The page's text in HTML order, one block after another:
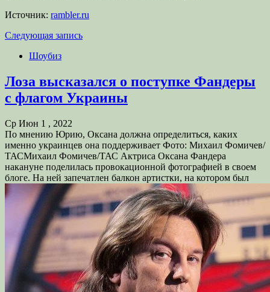
Источник: rambler.ru
Следующая запись
Шоубиз
Лоза высказался о поступке Фандеры
с флагом Украины
Ср Июн 1 , 2022
По мнению Юрию, Оксана должна определиться, каких
именно украинцев она поддерживает Фото: Михаил Фомичев/
ТАСМихаил Фомичев/ТАС Актриса Оксана Фандера
накануне поделилась провокационной фотографией в своем
блоге. На ней запечатлен балкон артистки, на котором был